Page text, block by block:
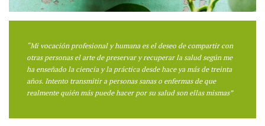
“Mi vocación profesional y humana es el deseo de compartir con
otras personas el arte de preservar y recuperar la salud según me
ha enseñado la ciencia y la práctica desde hace ya más de treinta
años. Intento transmitir a personas sanas o enfermas de que
realmente quién más puede hacer por su salud son ellas mismas”